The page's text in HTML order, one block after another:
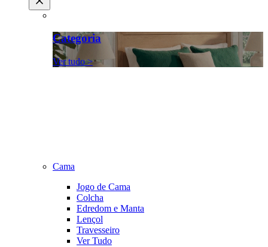
Categoria
Ver tudo >
Cama
Jogo de Cama
Colcha
Edredom e Manta
Lençol
Travesseiro
Ver Tudo